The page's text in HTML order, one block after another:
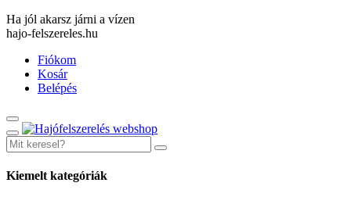
Ha jól akarsz járni a vízen
hajo-felszereles.hu
Fiókom
Kosár
Belépés
Kiemelt kategóriák